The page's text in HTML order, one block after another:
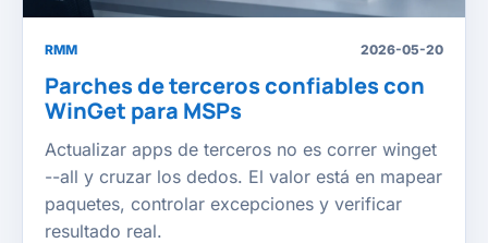
RMM 2026-05-20
Parches de terceros confiables con
WinGet para MSPs
Actualizar apps de terceros no es correr winget
--all y cruzar los dedos. El valor está en mapear
paquetes, controlar excepciones y verificar
resultado real.